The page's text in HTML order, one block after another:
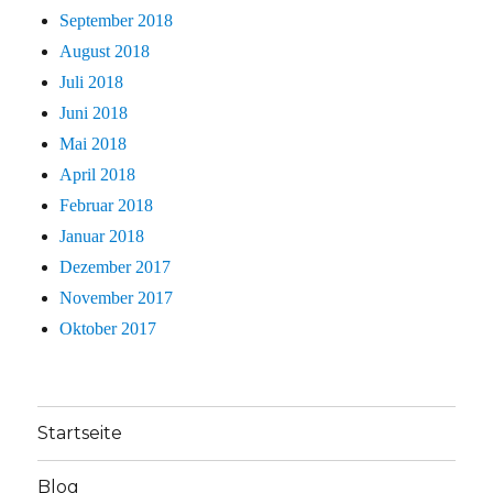
September 2018
August 2018
Juli 2018
Juni 2018
Mai 2018
April 2018
Februar 2018
Januar 2018
Dezember 2017
November 2017
Oktober 2017
Startseite
Blog